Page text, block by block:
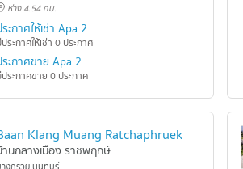
ห่าง 4.54 กม.
ะกาศให้เช่า Apa 2
ระกาศให้เช่า 0 ประกาศ
ะกาศขาย Apa 2
ระกาศขาย 0 ประกาศ
Klang Muang Ratchaphruek
านกลางเมือง ราชพฤกษ์